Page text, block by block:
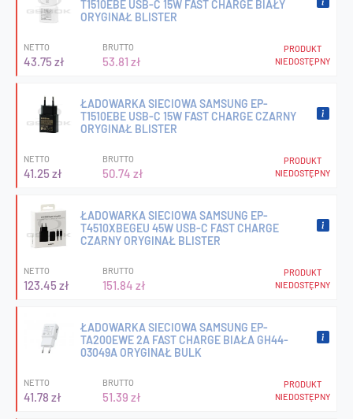
T1510EBE USB-C 15W FAST CHARGE BIAŁY
ORYGINAŁ BLISTER
NETTO
43.75 zł
BRUTTO
53.81 zł
PRODUKT
NIEDOSTĘPNY
ŁADOWARKA SIECIOWA SAMSUNG EP-
T1510EBE USB-C 15W FAST CHARGE CZARNY
ORYGINAŁ BLISTER
NETTO
41.25 zł
BRUTTO
50.74 zł
PRODUKT
NIEDOSTĘPNY
ŁADOWARKA SIECIOWA SAMSUNG EP-
T4510XBEGEU 45W USB-C FAST CHARGE
CZARNY ORYGINAŁ BLISTER
NETTO
123.45 zł
BRUTTO
151.84 zł
PRODUKT
NIEDOSTĘPNY
ŁADOWARKA SIECIOWA SAMSUNG EP-
TA200EWE 2A FAST CHARGE BIAŁA GH44-
03049A ORYGINAŁ BULK
NETTO
41.78 zł
BRUTTO
51.39 zł
PRODUKT
NIEDOSTĘPNY